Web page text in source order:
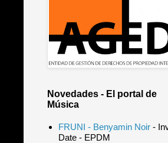
Novedades - El portal de
Música
FRUNI - Benyamin Noir-
Date- EPDM